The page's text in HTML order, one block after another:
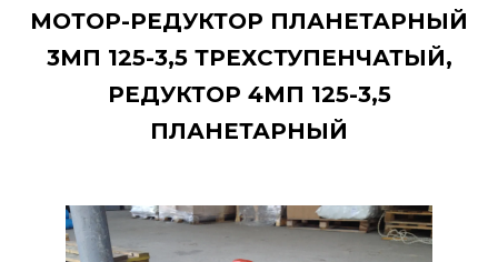
МОТОР-РЕДУКТОР ПЛАНЕТАРНЫЙ
3МП 125-3,5 ТРЕХСТУПЕНЧАТЫЙ,
РЕДУКТОР 4МП 125-3,5
ПЛАНЕТАРНЫЙ